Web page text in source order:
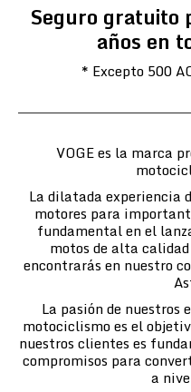
Seguro gratuito
años en
* Excepto 500
VOGE es la marca
La dilatada experiencia
motores para
fundamental en el
motos de alta
encontrarás en nuestro
La pasión de
motociclismo es el
nuestros clientes es
compromisos para
a